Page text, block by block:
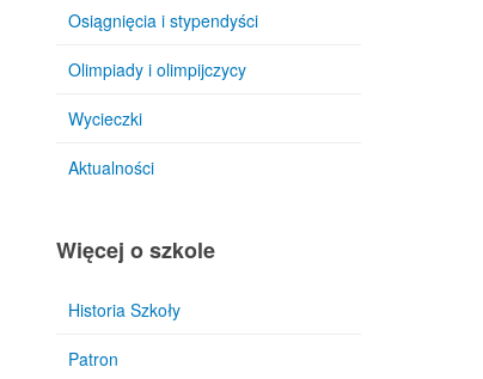
Osiągnięcia i stypendyści
Olimpiady i olimpijczycy
Wycieczki
Aktualności
Więcej o szkole
Historia Szkoły
Patron